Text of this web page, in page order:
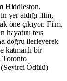
Hiddleston,
yer aldığı film,
öne çıkıyor. Film,
hayatını ters
doğru ilerleyerek
katmanlı bir
Toronto
(Seyirci Ödülü)